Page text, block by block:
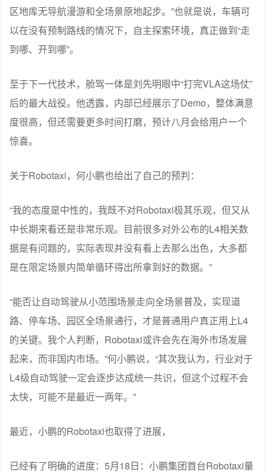
区地库无导航漫游和全场景原地起步。”也就是说，车辆可
以在没有预制路线的情况下，自主探索环境，真正做到“走
到哪、开到哪”。
至于下一代技术，舱驾一体是刘先明眼中“打完VLA这场仗”
后的最大战役。他透露，内部已经展示了Demo，整体满意
度很高，但还需要更多时间打磨，预计八月会给用户一个
惊喜。
关于Robotaxi，何小鹏也给出了自己的预判：
“我的态度是中性的，我既不对Robotaxi极其乐观，但又从
中长期来看还是非常乐观。目前很多对外公布的L4相关数
据是有问题的，实际表现并没有看上去那么出色，大多都
是在限定场景内简单循环得出所拿到好的数据。”
“能否让自动驾驶从小范围场景走向全场景普及，实现道
路、停车场、园区全场景通行，才是普通用户真正用上L4
的关键。我个人判断，Robotaxi或许会先在海外市场发展
起来，而非国内市场。”何小鹏说，“其次我认为，行业对于
L4级自动驾驶一定会逐步达成统一共识，但这个过程不会
太快，可能不是最近一两年。”
最近，小鹏的Robotaxi也取得了进展，
已经有了明确的进度：5月18日：小鹏集团首台Robotaxi量